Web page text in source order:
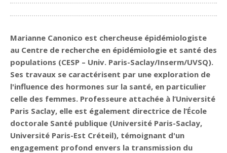
Marianne Canonico est chercheuse épidémiologiste
au Centre de recherche en épidémiologie et santé des
populations (CESP – Univ. Paris-Saclay/Inserm/UVSQ).
Ses travaux se caractérisent par une exploration de
l'influence des hormones sur la santé, en particulier
celle des femmes. Professeure attachée à l’Université
Paris Saclay, elle est également directrice de l’École
doctorale Santé publique (Université Paris-Saclay,
Université Paris-Est Créteil), témoignant d'un
engagement profond envers la transmission du